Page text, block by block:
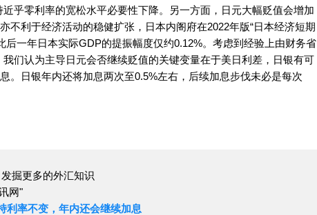
乎零利率的宽松水平必要性下降。另一方面，日元大幅贬值会增加
不利于经济活动的稳健扩张，日本内阁府在2022年版“日本经济短期
后一年日本实际GDP的提振幅度仅约0.12%。考虑到经验上由财务省
们认为主导日元会否继续贬值的关键变量在于美日利差，日银有可
。日银年内还将加息两次至0.5%左右，后续加息步伐未必是每次
掘更多的外汇知识
网"
利率不变，年内还会继续加息